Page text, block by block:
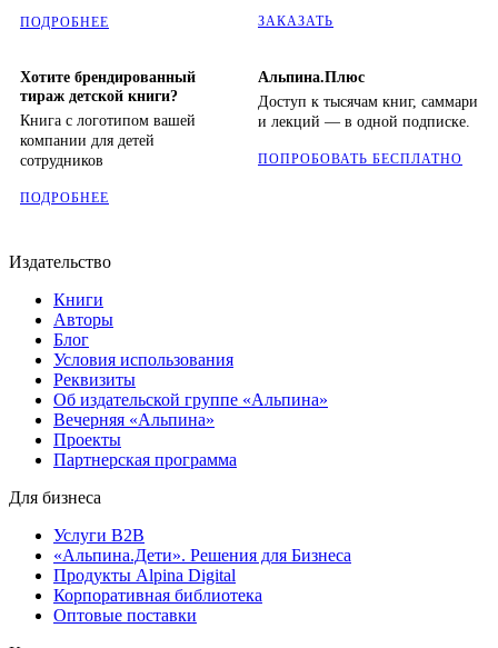
ПОДРОБНЕЕ ЗАКАЗАТЬ
Хотите брендированный
тираж детской книги?
Книга с логотипом вашей
компании для детей
сотрудников
ПОДРОБНЕЕ
Альпина.Плюс
Доступ к тысячам книг, саммари
и лекций — в одной подписке.
ПОПРОБОВАТЬ БЕСПЛАТНО
Издательство
Книги
Авторы
Блог
Условия использования
Реквизиты
Об издательской группе «Альпина»
Вечерняя «Альпина»
Проекты
Партнерская программа
Для бизнеса
Услуги B2B
«Альпина.Дети». Решения для Бизнеса
Продукты Alpina Digital
Корпоративная библиотека
Оптовые поставки